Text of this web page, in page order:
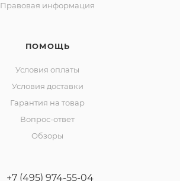
Правовая информация
ПОМОЩЬ
Условия оплаты
Условия доставки
Гарантия на товар
Вопрос-ответ
Обзоры
+7 (495) 974-55-04